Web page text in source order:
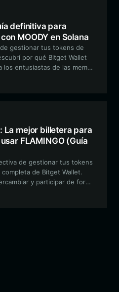
definitiva para
MOODY en Solana
gestionar tus tokens de
por qué Bitget Wallet
los entusiastas de las meme
una experiencia segura,
La mejor billetera para
FLAMINGO (Guía
de gestionar tus tokens
de Bitget Wallet.
y participar de forma
del ecosistema